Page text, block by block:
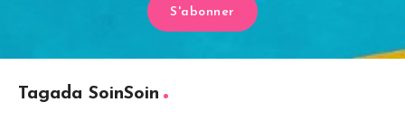
S'abonner
Tagada SoinSoin